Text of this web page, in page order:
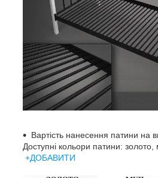
Вартість нанесення патини на
Доступні кольори патини: золото,
+ДОБАВИТИ